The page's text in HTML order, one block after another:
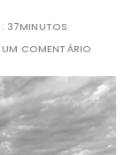
37MINUTOS
UM COMENTÁRIO